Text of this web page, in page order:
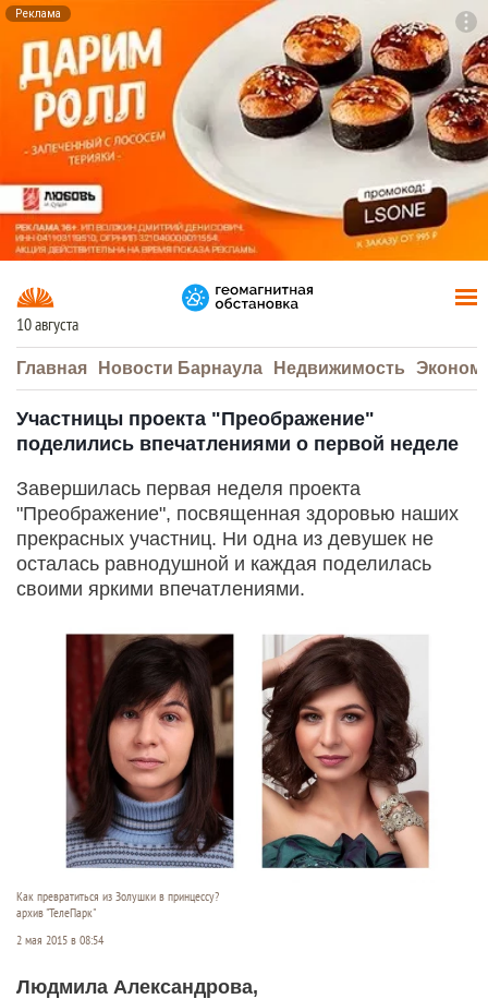
Реклама
10 августа
Главная Новости Барнаула Недвижимость
Участницы проекта "Преображение"
поделились впечатлениями о первой неделе
Завершилась первая неделя проекта
"Преображение", посвященная здоровью наших
прекрасных участниц. Ни одна из девушек не
осталась равнодушной и каждая поделилась
своими яркими впечатлениями.
Как превратиться из Золушки в принцессу?
архив "ТелеПарк"
2 мая 2015 в 08:54
Людмила Александрова,